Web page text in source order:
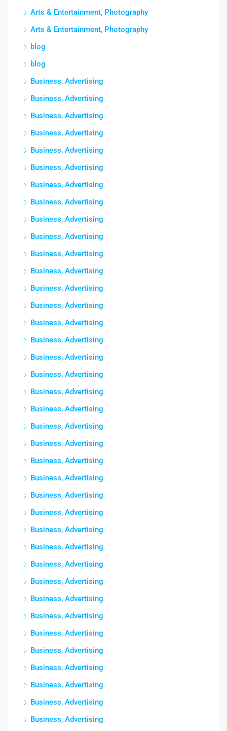
Arts & Entertainment, Photography
Arts & Entertainment, Photography
blog
blog
Business, Advertising
Business, Advertising
Business, Advertising
Business, Advertising
Business, Advertising
Business, Advertising
Business, Advertising
Business, Advertising
Business, Advertising
Business, Advertising
Business, Advertising
Business, Advertising
Business, Advertising
Business, Advertising
Business, Advertising
Business, Advertising
Business, Advertising
Business, Advertising
Business, Advertising
Business, Advertising
Business, Advertising
Business, Advertising
Business, Advertising
Business, Advertising
Business, Advertising
Business, Advertising
Business, Advertising
Business, Advertising
Business, Advertising
Business, Advertising
Business, Advertising
Business, Advertising
Business, Advertising
Business, Advertising
Business, Advertising
Business, Advertising
Business, Advertising
Business, Advertising